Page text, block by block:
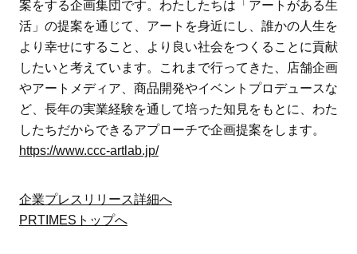
案をする企画集団です。わたしたちは「アートがある生
活」の提案を通じて、アートを身近にし、誰かの人生を
より幸せにすること、より良い社会をつくることに貢献
したいと考えています。これまで行ってきた、店舗企画
やアートメディア、商品開発やイベントプロデュースな
ど、長年の実業経験を通して培った知見をもとに、わた
したちだからできるアプローチで企画提案をします。
https://www.ccc-artlab.jp/
企業プレスリリース詳細へ
PRTIMESトップへ